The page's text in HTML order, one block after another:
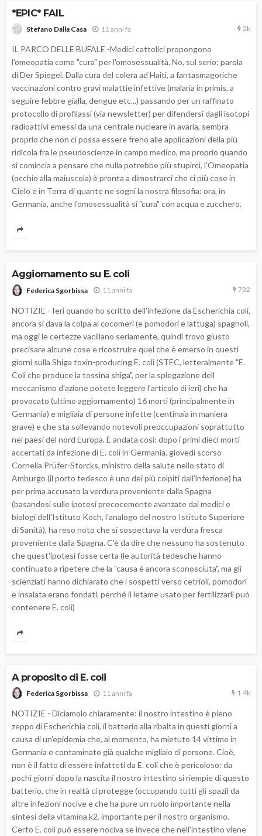
*EPIC* FAIL
Stefano Dalla Casa 11 anni fa 2k
IL PARCO DELLE BUFALE -Medici cattolici propongono
l'omeopatia come "cura" per l'omosessualità. No, sul serio: parola
di Der Spiegel. Dalla cura del colera ad Haiti, a fantasmagoriche
vaccinazioni contro gravi malattie infettive (malaria in primis, a
seguire febbre gialla, dengue etc...) passando per un raffinato
protocollo di profilassi (via newsletter) per difendersi dagli isotopi
radioattivi emessi da una centrale nucleare in avaria, sembra
proprio che non ci possa essere freno alle applicazioni della più
ridicola fra le pseudoscienze in campo medico, ma proprio quando
si comincia a pensare che nulla potrebbe più stupirci, l'Omeopatia
(occhio alla maiuscola) è pronta a dimostrarci che ci più cose in
Cielo e in Terra di quante ne sogni la nostra filosofia: ora, in
Germania, anche l'omosessualità si "cura" con acqua e zucchero.
Aggiornamento su E. coli
Federica Sgorbissa 11 anni fa 732
NOTIZIE - Ieri quando ho scritto dell'infezione da Escherichia coli,
ancora si dava la colpa ai cocomeri (e pomodori e lattuga) spagnoli,
ma oggi le certezze vacillano seriamente, quindi trovo giusto
precisare alcune cose e ricostruire quel che è emerso in questi
giorni sulla Shiga toxin-producing E. coli (STEC, letteralmente "E.
Coli che produce la tossina shiga", per la spiegazione dell
meccanismo d'azione potete leggere l'articolo di ieri) che ha
provocato (ultimo aggiornamento) 16 morti (principalmente in
Germania) e migliaia di persone infette (centinaia in maniera
grave) e che sta sollevando notevoli preoccupazioni soprattutto
nei paesi del nord Europa. È andata così: dopo i primi dieci morti
accertati da infezione di E. coli in Germania, giovedì scorso
Cornelia Prüfer-Storcks, ministro della salute nello stato di
Amburgo (il porto tedesco è uno dei più colpiti dall'infezione) ha
per prima accusato la verdura proveniente dalla Spagna
(basandosi sulle ipotesi precocemente avanzate dai medici e
biologi dell'Istituto Koch, l'analogo del nostro Istituto Superiore
di Sanità), ha reso noto che si sospettava la verdura fresca
proveniente dalla Spagna. C'è da dire che nessuno ha sostenuto
che quest'ipotesi fosse certa (le autorità tedesche hanno
continuato a ripetere che la "causa è ancora sconosciuta", ma gli
scienziati hanno dichiarato che i sospetti verso cetrioli, pomodori
e insalata erano fondati, perché il letame usato per fertilizzarli può
contenere E. coli)
A proposito di E. coli
Federica Sgorbissa 11 anni fa 1.4k
NOTIZIE - Diciamolo chiaramente: il nostro intestino è pieno
zeppo di Escherichia coli, il batterio alla ribalta in questi giorni a
causa di un'epidemia che, al momento, ha mietuto 14 vittime in
Germania e contaminato già qualche migliaio di persone. Cioè,
non è il fatto di essere infatteti da E. coli che è pericoloso: da
pochi giorni dopo la nascita il nostro intestino si riempie di questo
batterio, che in realtà ci protegge (occupando tutti gli spazi) da
altre infezioni nocive e che ha pure un ruolo importante nella
sintesi della vitamina k2, importante per il nostro organismo.
Certo E. coli può essere nociva se invece che nell'intestino viene